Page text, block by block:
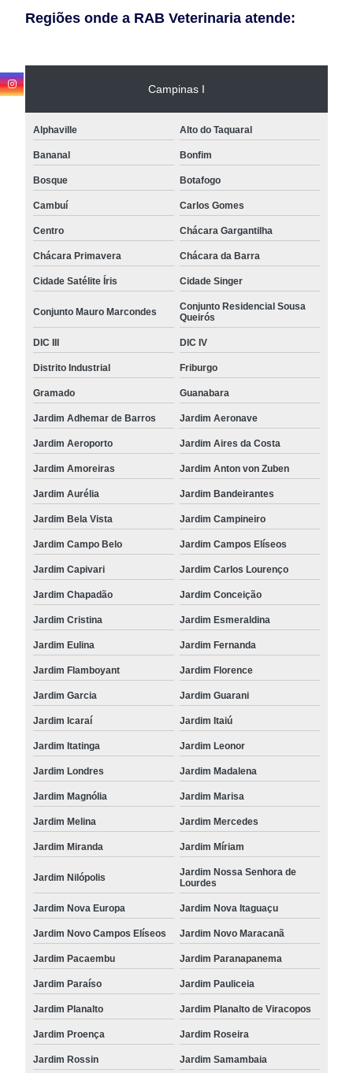
Regiões onde a RAB Veterinaria atende:
Campinas I
Alphaville Alto do Taquaral
Bananal Bonfim
Bosque Botafogo
Cambuí Carlos Gomes
Centro Chácara Gargantilha
Chácara Primavera Chácara da Barra
Cidade Satélite Íris Cidade Singer
Conjunto Mauro Marcondes
Conjunto Residencial Sousa
Queirós
DIC III DIC IV
Distrito Industrial Friburgo
Gramado Guanabara
Jardim Adhemar de Barros Jardim Aeronave
Jardim Aeroporto Jardim Aires da Costa
Jardim Amoreiras Jardim Anton von Zuben
Jardim Aurélia Jardim Bandeirantes
Jardim Bela Vista Jardim Campineiro
Jardim Campo Belo Jardim Campos Elíseos
Jardim Capivari Jardim Carlos Lourenço
Jardim Chapadão Jardim Conceição
Jardim Cristina Jardim Esmeraldina
Jardim Eulina Jardim Fernanda
Jardim Flamboyant Jardim Florence
Jardim Garcia Jardim Guarani
Jardim Icaraí Jardim Itaiú
Jardim Itatinga Jardim Leonor
Jardim Londres Jardim Madalena
Jardim Magnólia Jardim Marisa
Jardim Melina Jardim Mercedes
Jardim Miranda Jardim Míriam
Jardim Nilópolis
Jardim Nossa Senhora de
Lourdes
Jardim Nova Europa Jardim Nova Itaguaçu
Jardim Novo Campos Elíseos Jardim Novo Maracanã
Jardim Pacaembu Jardim Paranapanema
Jardim Paraíso Jardim Pauliceia
Jardim Planalto Jardim Planalto de Viracopos
Jardim Proença Jardim Roseira
Jardim Rossin Jardim Samambaia